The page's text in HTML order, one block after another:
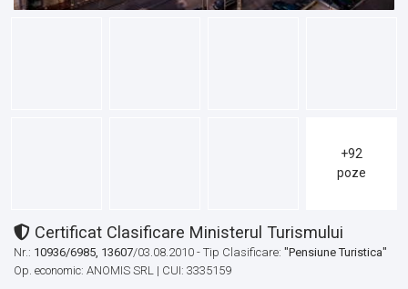
+92
poze
Certificat Clasificare Ministerul Turismului
Nr.: 10936/6985, 13607/03.08.2010 - Tip Clasificare: "Pensiune Turistica"
Op. economic: ANOMIS SRL | CUI: 3335159